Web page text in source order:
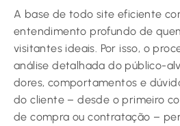
A base de todo site eficiente
entendimento profundo de
visitantes ideais. Por isso, o
análise detalhada do público-
dores, comportamentos e
do cliente – desde o primeiro
de compra ou contratação –